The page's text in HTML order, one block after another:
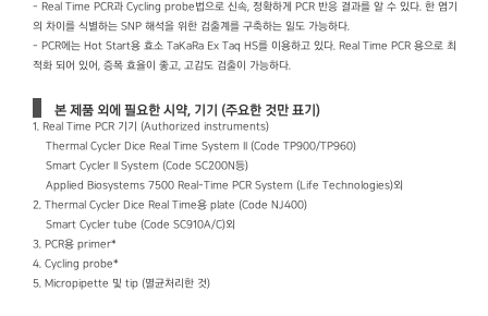
- Real Time PCR과 Cycling probe법으로 신속, 정확하게 PCR 반응 결과를 알 수 있다. 한 염기
의 차이를 식별하는 SNP 해석을 위한 검출계를 구축하는 일도 가능하다.
- PCR에는 Hot Start용 효소 TaKaRa Ex Taq HS를 이용하고 있다. Real Time PCR 용으로 최
적화 되어 있어, 증폭 효율이 좋고, 고감도 검출이 가능하다.
본 제품 외에 필요한 시약, 기기 (주요한 것만 표기)
1. Real Time PCR 기기 (Authorized instruments)
Thermal Cycler Dice Real Time System II (Code TP900/TP960)
Smart Cycler II System (Code SC200N등)
Applied Biosystems 7500 Real-Time PCR System (Life Technologies)외
2. Thermal Cycler Dice Real Time용 plate (Code NJ400)
Smart Cycler tube (Code SC910A/C)외
3. PCR용 primer*
4. Cycling probe*
5. Micropipette 및 tip (멸균처리한 것)